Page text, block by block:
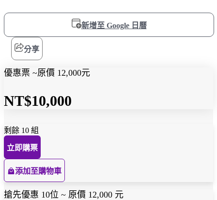
新增至 Google 日曆
分享
優惠票 ~原價 12,000元
NT$10,000
剩餘 10 組
立即購票
添加至購物車
搶先優惠 10位 ~ 原價 12,000 元